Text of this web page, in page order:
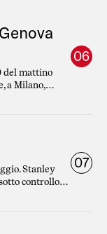
avvenuta
del mattino
a Milano,
milanese
quel che ha da
06
Stanley
controllo.
dirige, monta
07